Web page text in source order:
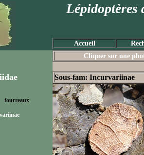
Lépidoptères
Accueil
fourreaux
Cliquer sur une
Sous-fam: Incurvariinae